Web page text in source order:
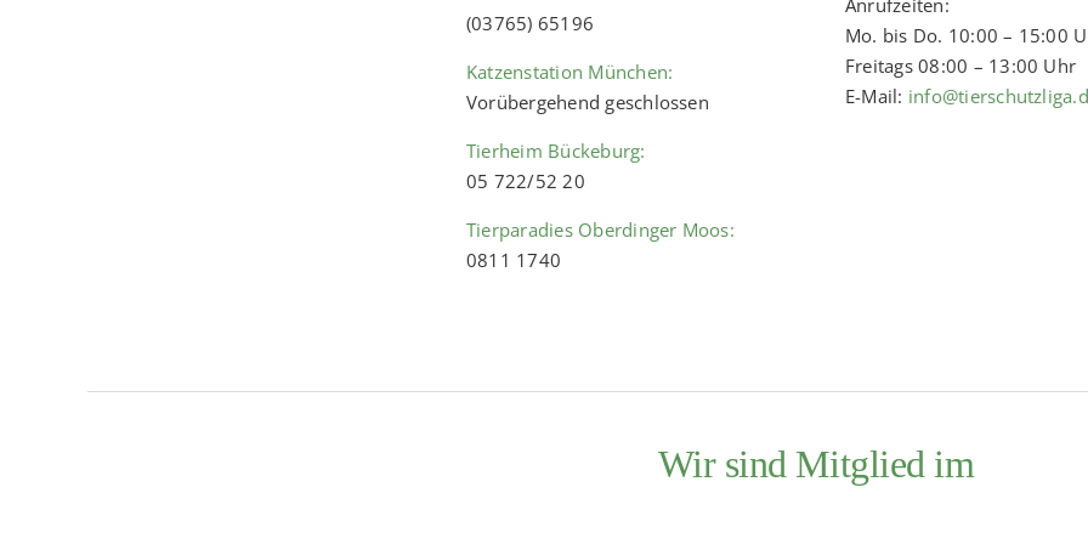
(03765) 65196
Katzenstation München:
Vorübergehend geschlossen
Tierheim Bückeburg:
05 722/52 20
Tierparadies Oberdinger Moos:
0811 1740
Mo. bis Do. 10:00 – 15:00
Freitags 08:00 – 13:00 Uhr
E-Mail:
Wir sind Mitglied im